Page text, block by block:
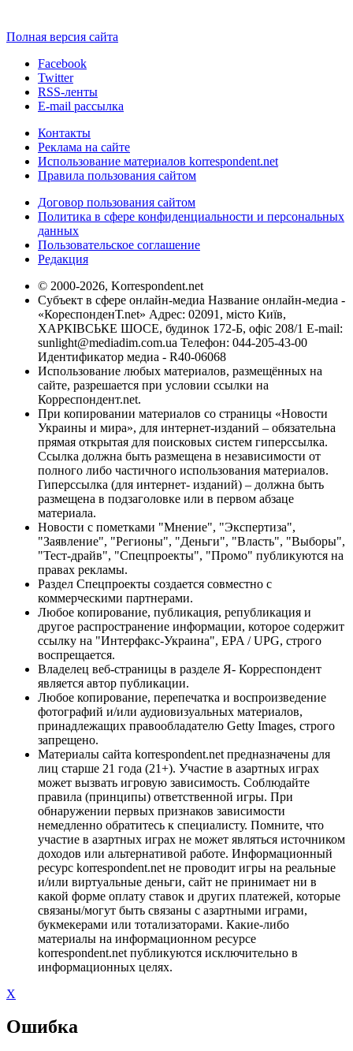
Полная версия сайта
Facebook
Twitter
RSS-ленты
E-mail рассылка
Контакты
Реклама на сайте
Использование материалов korrespondent.net
Правила пользования сайтом
Договор пользования сайтом
Политика в сфере конфиденциальности и персональных
данных
Пользовательское соглашение
Редакция
© 2000-2026, Korrespondent.net
Субъект в сфере онлайн-медиа Название онлайн-медиа -
«КореспонденТ.net» Адрес: 02091, місто Київ,
ХАРКІВСЬКЕ ШОСЕ, будинок 172-Б, офіс 208/1 E-mail:
sunlight@mediadim.com.ua Телефон: 044-205-43-00
Идентификатор медиа - R40-06068
Использование любых материалов, размещённых на
сайте, разрешается при условии ссылки на
Корреспондент.net.
При копировании материалов со страницы «Новости
Украины и мира», для интернет-изданий – обязательна
прямая открытая для поисковых систем гиперссылка.
Ссылка должна быть размещена в независимости от
полного либо частичного использования материалов.
Гиперссылка (для интернет- изданий) – должна быть
размещена в подзаголовке или в первом абзаце
материала.
Новости с пометками "Мнение", "Экспертиза",
"Заявление", "Регионы", "Деньги", "Власть", "Выборы",
"Тест-драйв", "Спецпроекты", "Промо" публикуются на
правах рекламы.
Раздел Спецпроекты создается совместно с
коммерческими партнерами.
Любое копирование, публикация, републикация и
другое распространение информации, которое содержит
ссылку на "Интерфакс-Украина", EPA / UPG, строго
воспрещается.
Владелец веб-страницы в разделе Я- Корреспондент
является автор публикации.
Любое копирование, перепечатка и воспроизведение
фотографий и/или аудиовизуальных материалов,
принадлежащих правообладателю Getty Images, строго
запрещено.
Материалы сайта korrespondent.net предназначены для
лиц старше 21 года (21+). Участие в азартных играх
может вызвать игровую зависимость. Соблюдайте
правила (принципы) ответственной игры. При
обнаружении первых признаков зависимости
немедленно обратитесь к специалисту. Помните, что
участие в азартных играх не может являться источником
доходов или альтернативой работе. Информационный
ресурс korrespondent.net не проводит игры на реальные
и/или виртуальные деньги, сайт не принимает ни в
какой форме оплату ставок и других платежей, которые
связаны/могут быть связаны с азартными играми,
букмекерами или тотализаторами. Какие-либо
материалы на информационном ресурсе
korrespondent.net публикуются исключительно в
информационных целях.
X
Ошибка